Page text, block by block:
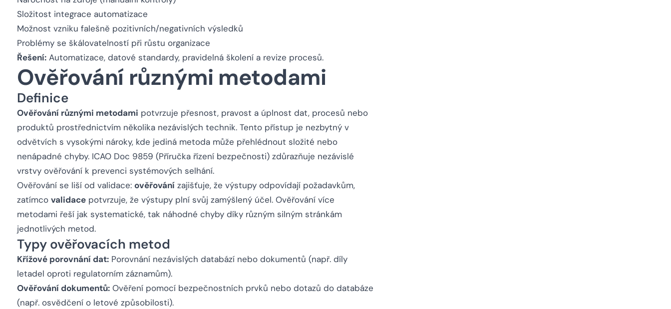
Složitost integrace automatizace
Možnost vzniku falešně pozitivních/negativních výsledků
Problémy se škálovatelností při růstu organizace
Řešení: Automatizace, datové standardy, pravidelná školení a revize procesů.
Ověřování různými metodami
Definice
Ověřování různými metodami potvrzuje přesnost, pravost a úplnost dat, procesů nebo
produktů prostřednictvím několika nezávislých technik. Tento přístup je nezbytný v
odvětvích s vysokými nároky, kde jediná metoda může přehlédnout složité nebo
nenápadné chyby. ICAO Doc 9859 (Příručka řízení bezpečnosti) zdůrazňuje nezávislé
vrstvy ověřování k prevenci systémových selhání.
Ověřování se liší od validace: ověřování zajišťuje, že výstupy odpovídají požadavkům,
zatímco validace potvrzuje, že výstupy plní svůj zamýšlený účel. Ověřování více
metodami řeší jak systematické, tak náhodné chyby díky různým silným stránkám
jednotlivých metod.
Typy ověřovacích metod
Křížové porovnání dat: Porovnání nezávislých databází nebo dokumentů (např. díly
letadel oproti regulatorním záznamům).
Ověřování dokumentů: Ověření pomocí bezpečnostních prvků nebo dotazů do databáze
(např. osvědčení o letové způsobilosti).